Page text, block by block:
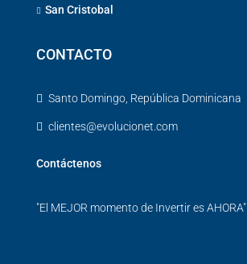
San Cristobal
CONTACTO
Santo Domingo, República Dominicana
clientes@evolucionet.com
Contáctenos
"El MEJOR momento de Invertir es AHORA"